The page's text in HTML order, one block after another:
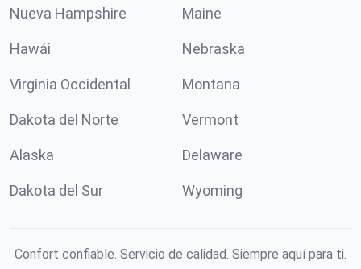
Nueva Hampshire Maine
Hawái Nebraska
Virginia Occidental Montana
Dakota del Norte Vermont
Alaska Delaware
Dakota del Sur Wyoming
Confort confiable. Servicio de calidad. Siempre aquí para ti.